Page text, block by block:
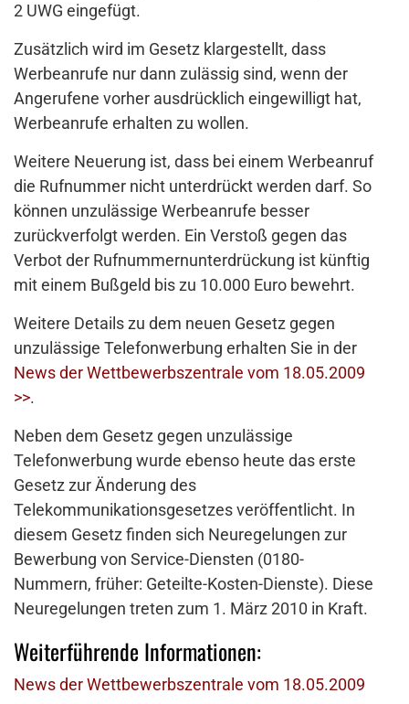
2 UWG eingefügt.
Zusätzlich wird im Gesetz klargestellt, dass
Werbeanrufe nur dann zulässig sind, wenn der
Angerufene vorher ausdrücklich eingewilligt hat,
Werbeanrufe erhalten zu wollen.
Weitere Neuerung ist, dass bei einem Werbeanruf
die Rufnummer nicht unterdrückt werden darf. So
können unzulässige Werbeanrufe besser
zurückverfolgt werden. Ein Verstoß gegen das
Verbot der Rufnummernunterdrückung ist künftig
mit einem Bußgeld bis zu 10.000 Euro bewehrt.
Weitere Details zu dem neuen Gesetz gegen
unzulässige Telefonwerbung erhalten Sie in der
News der Wettbewerbszentrale vom 18.05.2009
>>.
Neben dem Gesetz gegen unzulässige
Telefonwerbung wurde ebenso heute das erste
Gesetz zur Änderung des
Telekommunikationsgesetzes veröffentlicht. In
diesem Gesetz finden sich Neuregelungen zur
Bewerbung von Service-Diensten (0180-
Nummern, früher: Geteilte-Kosten-Dienste). Diese
Neuregelungen treten zum 1. März 2010 in Kraft.
Weiterführende Informationen:
News der Wettbewerbszentrale vom 18.05.2009